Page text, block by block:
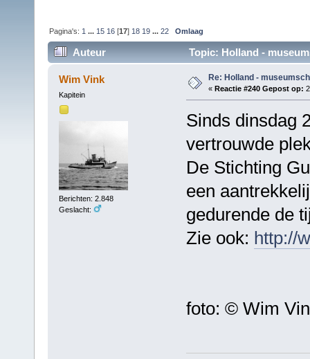
Pagina's: 1 ... 15 16 [17] 18 19 ...22 Omlaag
Auteur Topic: Holland -
Wim Vink
Kapitein
Berichten: 2.848
Geslacht:
Re: Holland -
« Reactie #240 Gepost op:
Sinds dinsdag
vertrouwde
De Stichting
een
gedurende de
Zie ook: http://
foto: © Wim